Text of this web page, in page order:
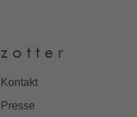
z o t t e r
Kontakt
Presse